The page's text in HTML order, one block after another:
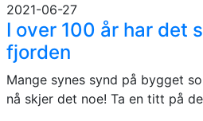
2021-06-27
I over 100 år har det
fjorden
Mange synes synd på bygget
nå skjer det noe! Ta en titt på